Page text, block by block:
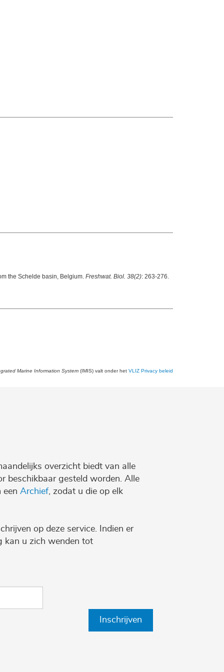
the Schelde basin, Belgium. Freshwat. Biol. 38(2): 263-276.
Marine Information System (IMIS) valt onder het VLIZ Privacy beleid
overzicht biedt van alle
beschikbaar gesteld worden. Alle
een Archief , zodat u die op elk
op deze service. Indien er
kan u zich wenden tot
Inschrijven